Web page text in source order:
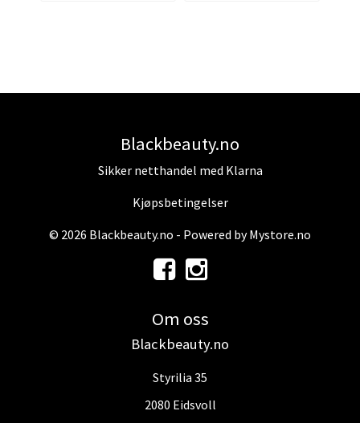
Blackbeauty.no
Sikker netthandel med Klarna
Kjøpsbetingelser
© 2026 Blackbeauty.no - Powered byMystore.no
Om oss
Blackbeauty.no
Styrilia 35
2080 Eidsvoll